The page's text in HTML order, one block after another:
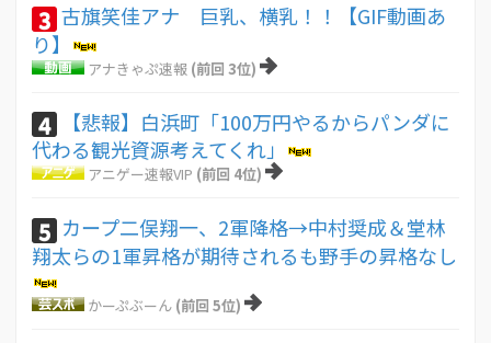
3 古旗笑佳アナ 巨乳、横乳！！【GIF動画あ
り】
アナきゃぷ速報 (前回 3位)
4
【悲報】白浜町「100万円やるからパンダに
代わる観光資源考えてくれ」
アニゲー速報VIP (前回 4位)
5 カープ二俣翔一、2軍降格→中村奨成＆堂林
翔太らの1軍昇格が期待されるも野手の昇格なし
かーぷぶーん (前回 5位)